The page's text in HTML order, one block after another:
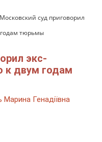
Московский суд приговорил
годам тюрьмы
экс-
к двум годам
Марина Генадіївна